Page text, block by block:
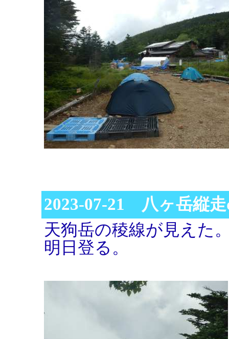
2023-07-21 八ヶ岳縦走
天狗岳の稜線が見えた
明日登る。